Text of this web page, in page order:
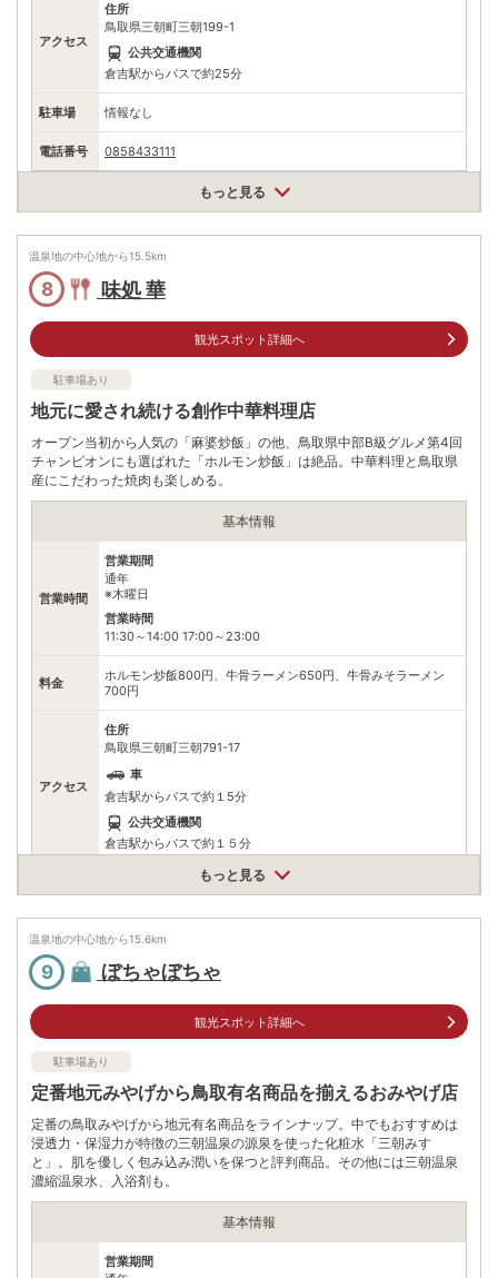
アクセス
住所
鳥取県三朝町三朝199-1
公共交通機関
倉吉駅からバスで約25分
駐車場 情報なし
電話番号 0858433111
※ 掲載情報は変更になる場合があります。最新の内容はご利用前にご自身でお
もっと見る
温泉地の中心地から15.5km
8 味処 華
観光スポット詳細へ
駐車場あり
地元に愛され続ける創作中華料理店
オープン当初から人気の「麻婆炒飯」の他、鳥取県中部B級グルメ第4回
チャンピオンにも選ばれた「ホルモン炒飯」は絶品。中華料理と鳥取県
産にこだわった焼肉も楽しめる。
基本情報
営業時間
営業期間
通年
※木曜日
営業時間
11:30～14:00 17:00～23:00
料金
ホルモン炒飯800円、牛骨ラーメン650円、牛骨みそラーメン
700円
アクセス
住所
鳥取県三朝町三朝791-17
車
倉吉駅からバスで約１5分
公共交通機関
倉吉駅からバスで約１５分
電話番号 0858430006
※ 掲載情報は変更になる場合があります。最新の内容はご利用前にご自身でお
問合せください。
自身でお問合せください。
もっと見る
温泉地の中心地から15.6km
9 ぼちゃぼちゃ
観光スポット詳細へ
駐車場あり
定番地元みやげから鳥取有名商品を揃えるおみやげ店
定番の鳥取みやげから地元有名商品をラインナップ。中でもおすすめは
浸透力・保湿力が特徴の三朝温泉の源泉を使った化粧水「三朝みす
と」。肌を優しく包み込み潤いを保つと評判商品。その他には三朝温泉
濃縮温泉水、入浴剤も。
基本情報
営業期間